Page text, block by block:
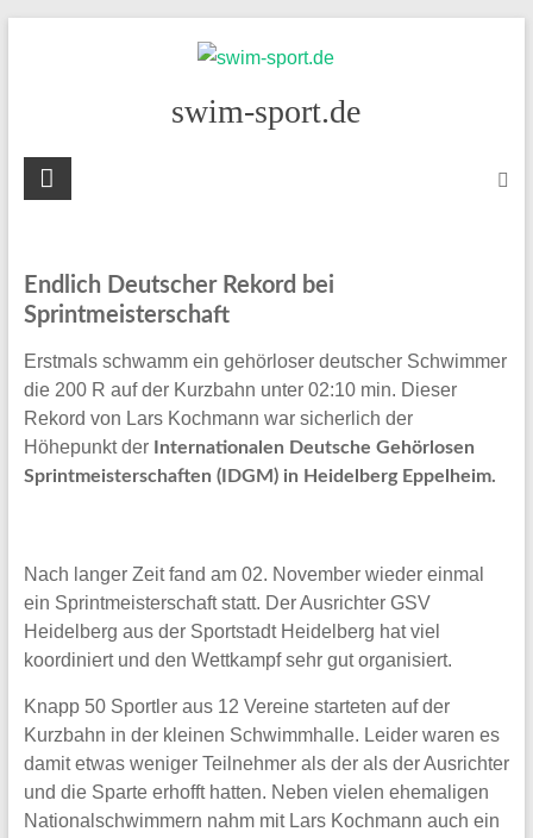
swim-sport.de
Endlich Deutscher Rekord bei
Sprintmeisterschaft
Erstmals schwamm ein gehörloser deutscher Schwimmer
die 200 R auf der Kurzbahn unter 02:10 min. Dieser
Rekord von Lars Kochmann war sicherlich der
Höhepunkt der
Internationalen Deutsche Gehörlosen
Sprintmeisterschaften (IDGM) in Heidelberg Eppelheim.
Nach langer Zeit fand am 02. November wieder einmal
ein Sprintmeisterschaft statt. Der Ausrichter GSV
Heidelberg aus der Sportstadt Heidelberg hat viel
koordiniert und den Wettkampf sehr gut organisiert.
Knapp 50 Sportler aus 12 Vereine starteten auf der
Kurzbahn in der kleinen Schwimmhalle. Leider waren es
damit etwas weniger Teilnehmer als der als der Ausrichter
und die Sparte erhofft hatten. Neben vielen ehemaligen
Nationalschwimmern nahm mit Lars Kochmann auch ein